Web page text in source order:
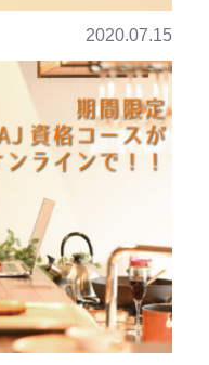
2020.07.15